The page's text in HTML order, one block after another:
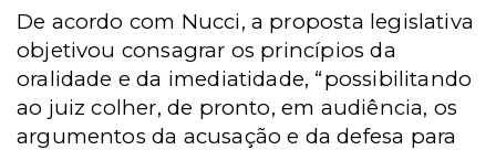
De acordo com Nucci, a proposta legislativa
objetivou consagrar os princípios da
oralidade e da imediatidade, “possibilitando
ao juiz colher, de pronto, em audiência, os
argumentos da acusação e da defesa para